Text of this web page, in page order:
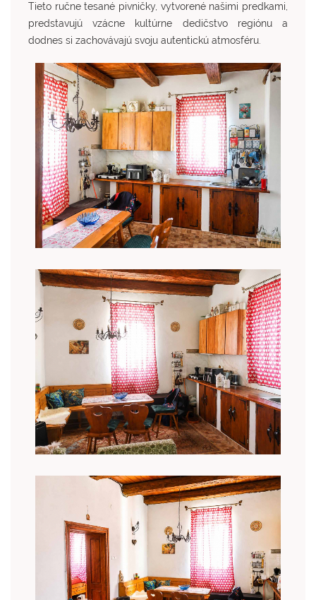
Tieto ručne tesané pivničky, vytvorené našimi predkami,
predstavujú vzácne kultúrne dedičstvo regiónu a
dodnes si zachovávajú svoju autentickú atmosféru.